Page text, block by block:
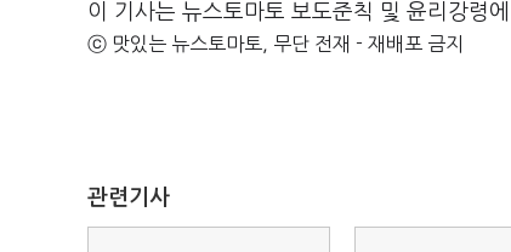
이 기사는 뉴스토마토 보도준칙 및 윤리강령
ⓒ 맛있는 뉴스토마토, 무단 전재 - 재배포 금지
관련기사